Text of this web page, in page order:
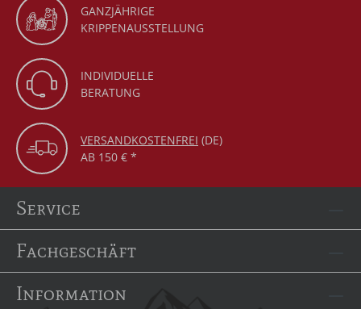
GANZJÄHRIGE
KRIPPENAUSSTELLUNG
INDIVIDUELLE
BERATUNG
VERSANDKOSTENFREI (DE)
AB 150 € *
Service
Fachgeschäft
Information